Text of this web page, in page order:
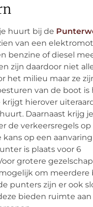
huurt bij de
van een
benzine of diesel
zijn daardoor niet
het milieu maar ze
van de boot is
krijgt hierover
Daarnaast krijg je
de verkeersregels
kans op een
is plaats voor 6
grotere
om meerdere
punters zijn er ook
bieden ruimte aan